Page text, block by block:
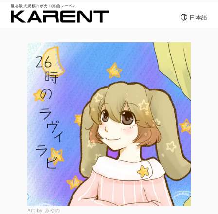
世界最大規模のボカロ楽曲レーベル
日本語
Art by みやの